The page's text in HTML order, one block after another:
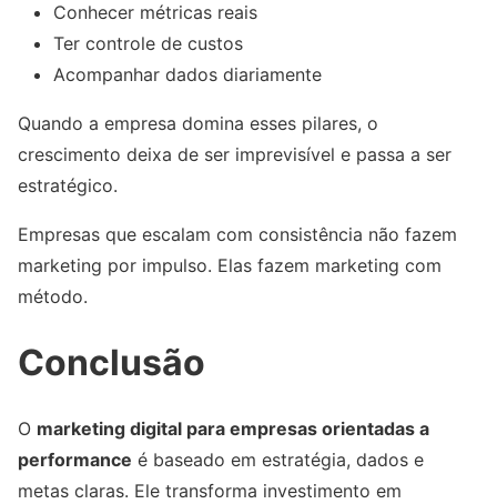
Conhecer métricas reais
Ter controle de custos
Acompanhar dados diariamente
Quando a empresa domina esses pilares, o
crescimento deixa de ser imprevisível e passa a ser
estratégico.
Empresas que escalam com consistência não fazem
marketing por impulso. Elas fazem marketing com
método.
Conclusão
O marketing digital para empresas orientadas a
performance é baseado em estratégia, dados e
metas claras. Ele transforma investimento em